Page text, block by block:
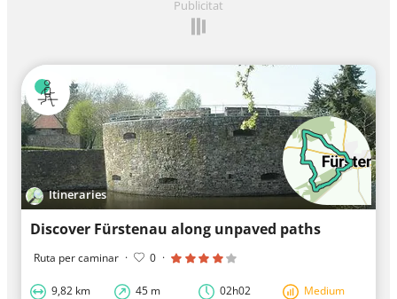
Publicitat
Itineraries
Discover Fürstenau along unpaved paths
Ruta per caminar · 0 ·
9,82 km 45 m 02h02 Medium